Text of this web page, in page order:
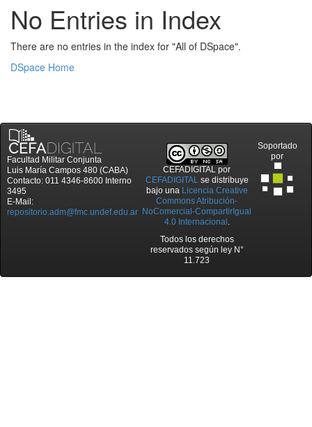
No Entries in Index
There are no entries in the index for "All of DSpace".
DSpace Home
Facultad Militar Conjunta
Luis María Campos 480 (CABA)
Contacto: 011 4346-8600 Interno
3495
E-Mail:
repositorio.adm@fmc.undef.edu.ar
CEFADIGITAL por
CEFADIGITALse distribuye
bajo una Licencia Creative
Commons Atribución-
NoComercial-CompartirIgual
4.0 Internacional .
Todos los derechos
reservados según ley N°
11.723
Soportado
por